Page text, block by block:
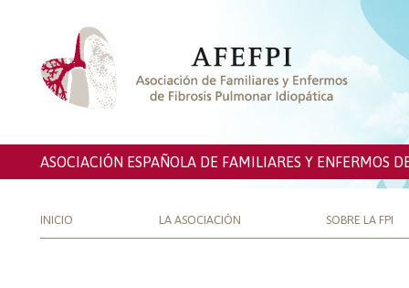
ASOCIACIÓN ESPAÑOLA DE FAMILIARES Y ENFERMOS
INICIO LA ASOCIACIÓN SOBRE LA FPI